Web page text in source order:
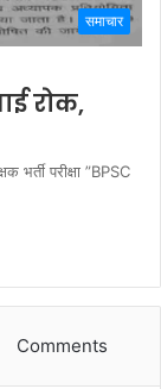
समाचार
रोक,
भर्ती परीक्षा ”BPSC
Comments